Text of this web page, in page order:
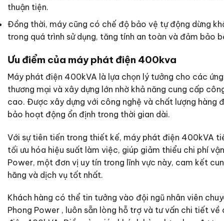
thuận tiện.
Đồng thời, máy cũng có chế độ bảo vệ tự động dừng
trong quá trình sử dụng, tăng tính an toàn và đảm bảo
Ưu điểm của máy phát điện 400kva
Máy phát điện 400kVA là lựa chọn lý tưởng cho các
thương mại và xây dựng lớn nhờ khả năng cung cấp
cao. Được xây dựng với công nghệ và chất lượng hàng
bảo hoạt động ổn định trong thời gian dài.
Với sự tiên tiến trong thiết kế, máy phát điện 400kVA
tối ưu hóa hiệu suất làm việc, giúp giảm thiểu chi phí
Power, một đơn vị uy tín trong lĩnh vực này, cam kết
hãng và dịch vụ tốt nhất.
Khách hàng có thể tin tưởng vào đội ngũ nhân viên
Phong Power , luôn sẵn lòng hỗ trợ và tư vấn chi tiết